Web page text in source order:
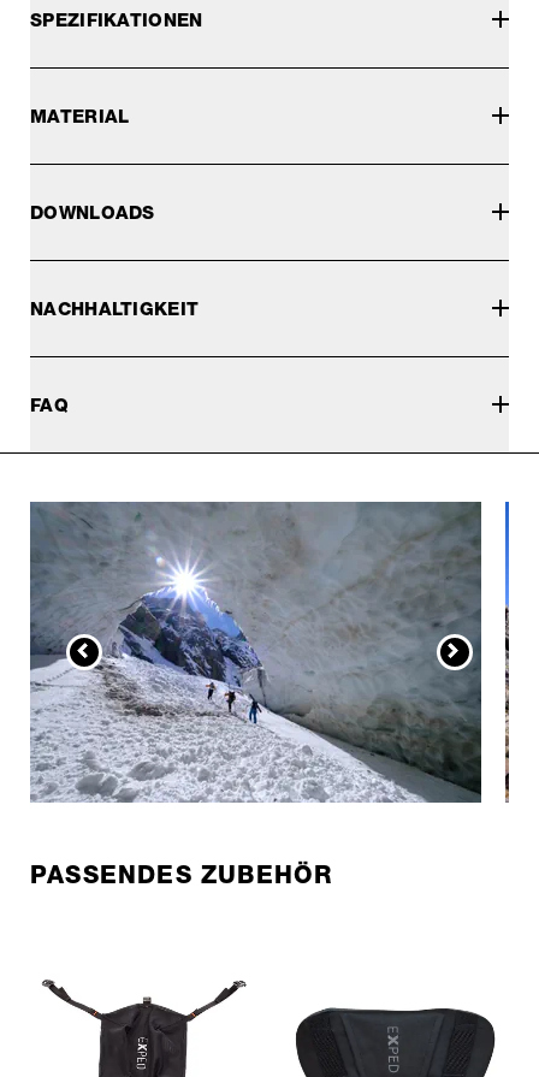
SPEZIFIKATIONEN
MATERIAL
DOWNLOADS
NACHHALTIGKEIT
FAQ
PASSENDES ZUBEHÖR